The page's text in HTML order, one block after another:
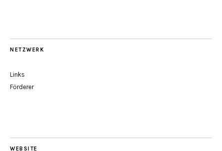
NETZWERK
Links
Förderer
WEBSITE